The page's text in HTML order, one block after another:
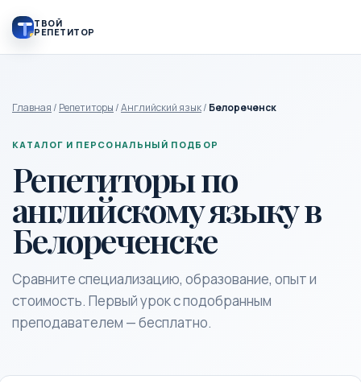
ТВОЙ
РЕПЕТИТОР
Главная / Репетиторы /Английский язык/ Белореченск
КАТАЛОГ И ПЕРСОНАЛЬНЫЙ ПОДБОР
Репетиторы по
английскому языку в
Белореченске
Сравните специализацию, образование, опыт и
стоимость. Первый урок с подобранным
преподавателем — бесплатно.